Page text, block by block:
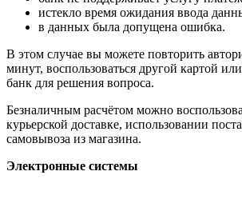
истекло время ожидания ввода
в данных была допущена ошибка.
В этом случае вы можете повторить
минут, воспользоваться другой картой
банк для решения вопроса.
Безналичным расчётом можно
курьерской доставке, использовании
самовывоза из магазина.
Электронные системы